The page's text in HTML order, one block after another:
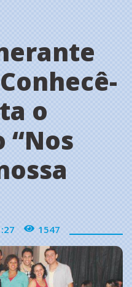
o
1547